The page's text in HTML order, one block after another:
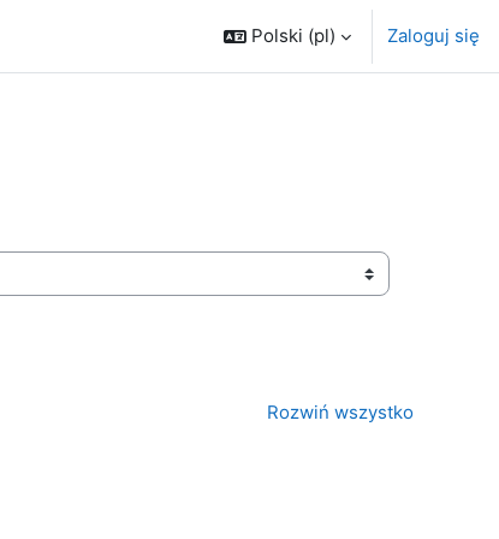
Polski ‎(pl)‎ Zaloguj się
Rozwiń wszystko
strona